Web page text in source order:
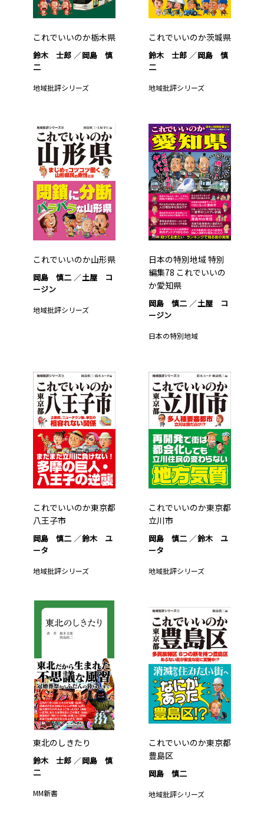
これでいいのか栃木県
鈴木 士郎
岡島 慎
二
地域批評シリーズ
これでいいのか茨城県
鈴木 士郎
岡島 慎
二
地域批評シリーズ
これでいいのか山形県
岡島 慎二
土屋 コ
ージン
地域批評シリーズ
日本の特別地域 特別
編集78 これでいいの
か愛知県
岡島 慎二
土屋 コ
ージン
日本の特別地域
これでいいのか東京都
八王子市
岡島 慎二
鈴木 ユ
ータ
地域批評シリーズ
これでいいのか東京都
立川市
岡島 慎二
鈴木 ユ
ータ
地域批評シリーズ
東北のしきたり
鈴木 士郎
岡島 慎
二
MM新書
これでいいのか東京都
豊島区
岡島 慎二
地域批評シリーズ